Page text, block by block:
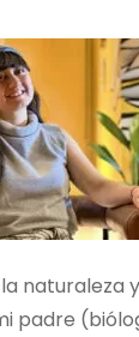
naturaleza
padre